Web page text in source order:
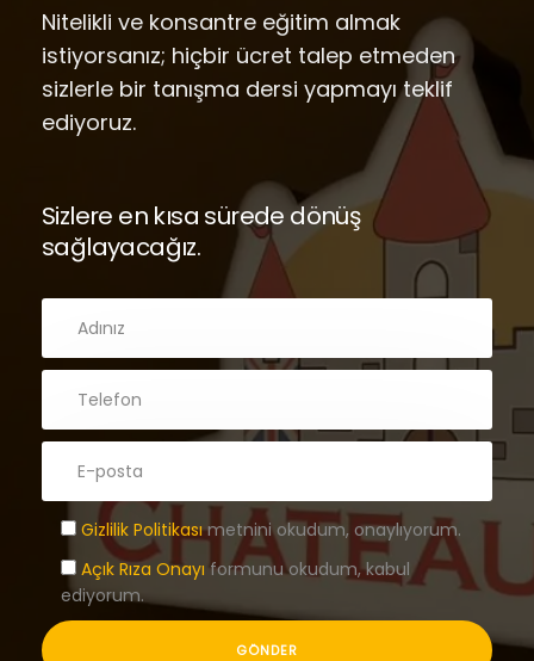
Nitelikli ve konsantre eğitim almak
istiyorsanız; hiçbir ücret talep etmeden
sizlerle bir tanışma dersi yapmayı teklif
ediyoruz.
Sizlere en kısa sürede dönüş
sağlayacağız.
Gizlilik Politikasımetnini okudum, onaylıyorum.
Açık Rıza Onayı formunu okudum, kabul
ediyorum.